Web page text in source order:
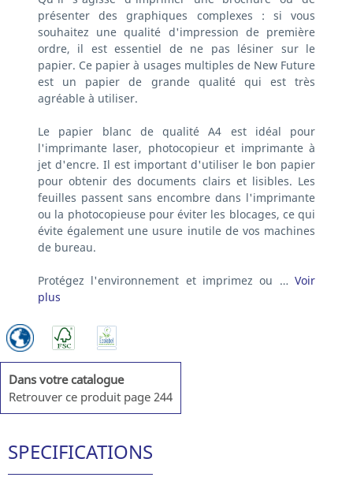
présenter des graphiques complexes : si vous
souhaitez une qualité d'impression de première
ordre, il est essentiel de ne pas lésiner sur le
papier. Ce papier à usages multiples de New Future
est un papier de grande qualité qui est très
agréable à utiliser.
Le papier blanc de qualité A4 est idéal pour
l'imprimante laser, photocopieur et imprimante à
jet d'encre. Il est important d'utiliser le bon papier
pour obtenir des documents clairs et lisibles. Les
feuilles passent sans encombre dans l'imprimante
ou la photocopieuse pour éviter les blocages, ce qui
évite également une usure inutile de vos machines
de bureau.
Protégez l'environnement et imprimez ou … Voir
plus
Dans votre catalogue
Retrouver ce produit page 244
SPECIFICATIONS